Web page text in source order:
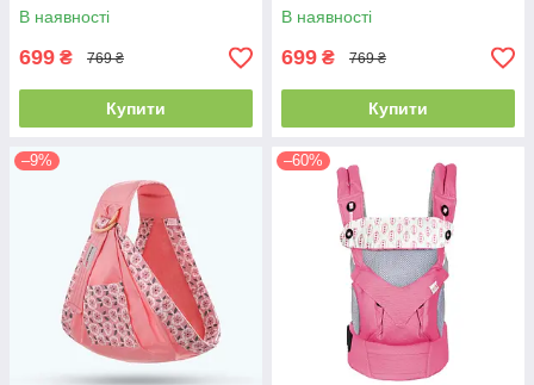
В наявності
699 ₴ 769 ₴
Купити
В наявності
699 ₴ 769 ₴
Купити
–9% –60%